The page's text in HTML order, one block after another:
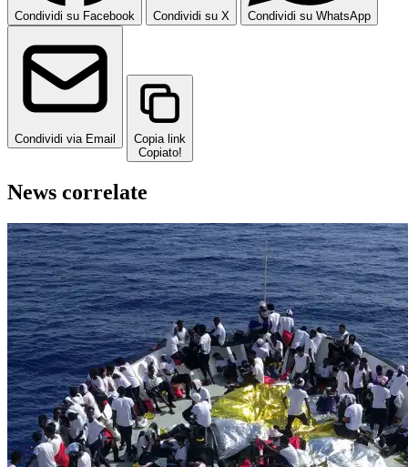
Condividi su Facebook Condividi su X Condividi su WhatsApp
Condividi via Email
Copia link
Copiato!
News correlate